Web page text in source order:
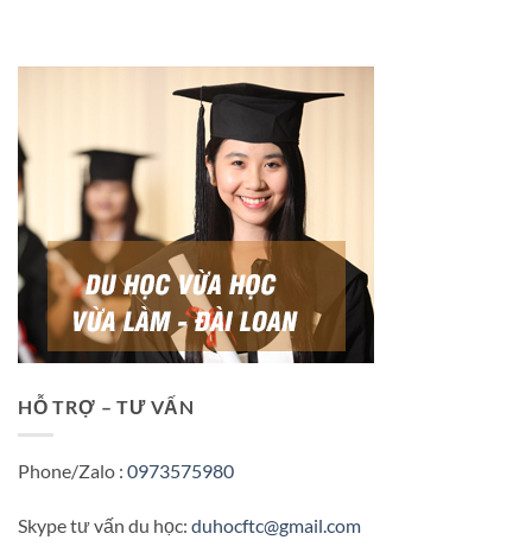
HỖ TRỢ – TƯ VẤN
Phone/Zalo : 0973575980
Skype tư vấn du học: duhocftc@gmail.com